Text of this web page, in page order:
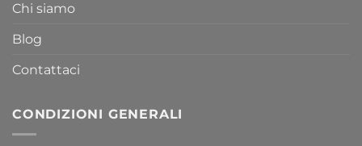
Chi siamo
Blog
Contattaci
CONDIZIONI GENERALI